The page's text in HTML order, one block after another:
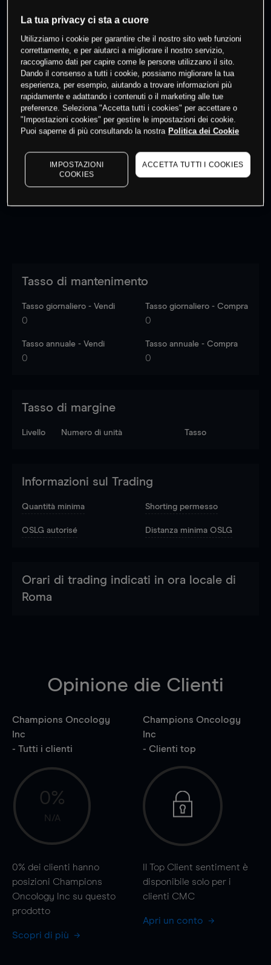
0 % dei clienti hanno posizioni
questo prodotto
Fai trading
I prezzi sono solo indicativi. Accediper vedere gli ultimi
dati di mercato
to see latest market data
Tasso di mantenimento
Tasso giornaliero - Vendi
0
Tasso giornaliero - Compra
0
Tasso annuale - Vendi
0
Tasso annuale - Compra
0
Tasso di margine
Livello Numero di unità Tasso
Informazioni sul Trading
Quantità minima Shorting permesso
OSLG autorisé Distanza minima OSLG
Orari di trading indicati in ora locale di
Roma
Opinione die Clienti
Champions Oncology
Inc
- Tutti i clienti
0%
N/A
0% dei clienti hanno
posizioni Champions
Oncology Inc su questo
prodotto
Scopri di più
Champions Oncology
Inc
- Clienti top
Il Top Client sentiment è
disponibile solo per i
clienti CMC
Apri un conto
La tua privacy ci sta a cuore
Utilizziamo i cookie per garantire che il nostro sito web funzioni
correttamente, e per aiutarci a migliorare il nostro servizio,
raccogliamo dati per capire come le persone utilizzano il sito.
Dando il consenso a tutti i cookie, possiamo migliorare la tua
esperienza, per esempio, aiutando a trovare informazioni più
rapidamente e adattando i contenuti o il marketing alle tue
preferenze. Seleziona "Accetta tutti i cookies" per accettare o
"Impostazioni cookies" per gestire le impostazioni dei cookie.
Puoi saperne di più consultando la nostra Politica dei Cookie
IMPOSTAZIONI
COOKIES
ACCETTA TUTTI I COOKIES